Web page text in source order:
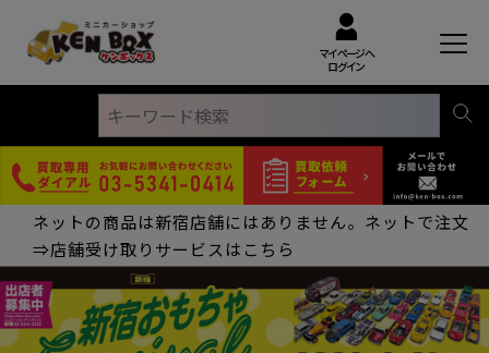
マイページへ
ログイン
ネットの商品は新宿店舗にはありません。ネットで注文
⇒店舗受け取りサービスはこちら